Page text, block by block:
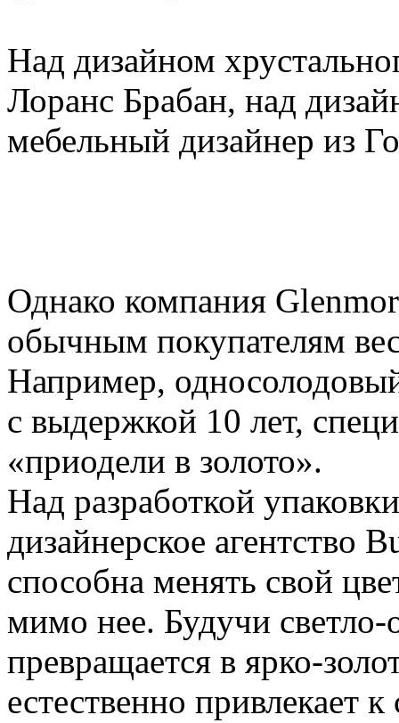
Над дизайном
Лоранс Брабан, над
мебельный дизайнер из
Однако компания
обычным покупателям
Например,
с выдержкой 10 лет,
«приодели в золото».
Над разработкой
дизайнерское агентство
способна менять свой
мимо нее. Будучи светло-
превращается в ярко-
естественно привлекает